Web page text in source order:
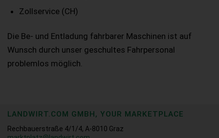
Zollservice (CH)
Die Be- und Entladung fahrbarer Maschinen ist auf
Wunsch durch unser geschultes Fahrpersonal
problemlos möglich.
LANDWIRT.COM GMBH, YOUR MARKETPLACE
Rechbauerstraße 4/1/4, A-8010 Graz